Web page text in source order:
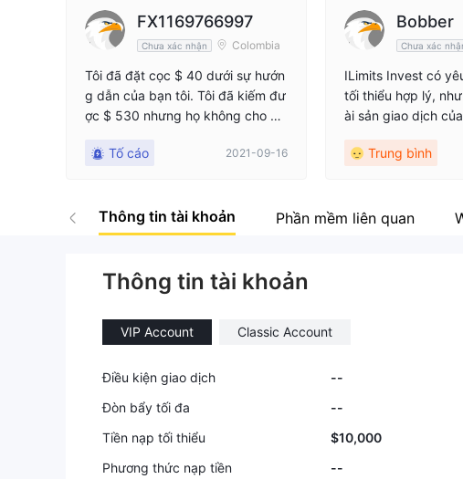
9 8
9
FX1169766997
Chưa xác nhận Colombia
Tôi đã đặt cọc $ 40 dưới sự hướn
g dẫn của bạn tôi. Tôi đã kiếm đư
ợc $ 530 nhưng họ không cho ph
Tố cáo
2021-09-16
Bobber
Chưa xác
ILimits Invest có
tối thiểu hợp lý,
ài sản giao dịch
Trung bình
Thông tin tài khoản Phần mềm liên quan
Thông tin tài khoản
VIP Account Classic Account
Điều kiện giao dịch --
Đòn bẩy tối đa
--
Tiền nạp tối thiểu
$10,000
Phương thức nạp tiền
--